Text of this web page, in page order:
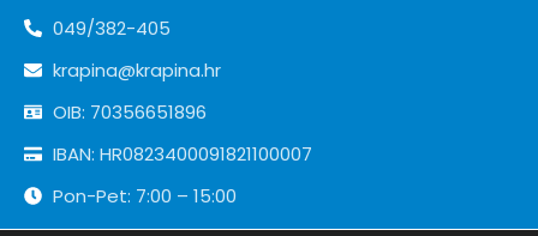
049/382-405
krapina@krapina.hr
OIB: 70356651896
IBAN: HR0823400091821100007
Pon-Pet: 7:00 – 15:00